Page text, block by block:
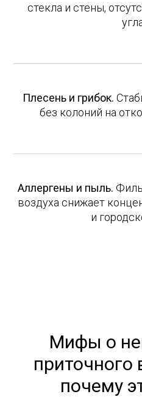
стекла и стены,
Плесень и грибок.
без колоний на
Аллергены и пыль.
воздуха снижает
и
Мифы о
приточного
почему